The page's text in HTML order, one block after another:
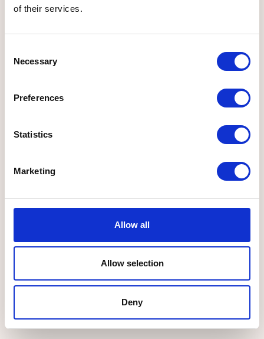
of their services.
Selection
Necessary
Preferences
Statistics
Marketing
Allow all
Allow selection
Deny
"Ziel erreicht. Wir haben mit unserem
hochperformante Storefront erhalten,
Umsätzen wieder. Zuverlässig - schnell
wir uns die Zusammenarbeit nicht
Gründer & Geschäftsführer bei
Rudelkönig